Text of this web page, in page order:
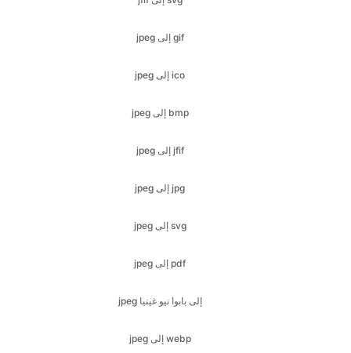
jpeg إلى ico
jpeg إلى bmp
jpeg إلى jfif
jpeg إلى jpg
jpeg إلى svg
jpeg إلى pdf
jpeg إلى بابوا نيو غينيا
jpeg إلى webp
jpg إلى gif
jpg إلى ico